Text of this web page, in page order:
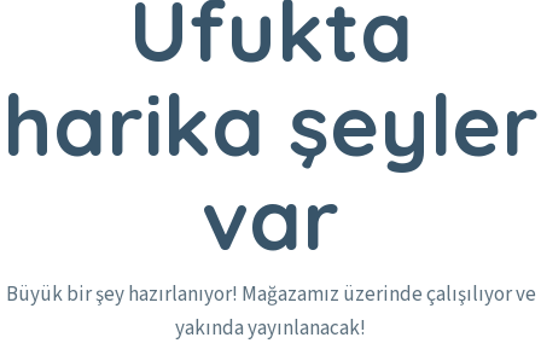
Ufukta
harika şeyler
var
Büyük bir şey hazırlanıyor! Mağazamız üzerinde çalışılıyor ve
yakında yayınlanacak!